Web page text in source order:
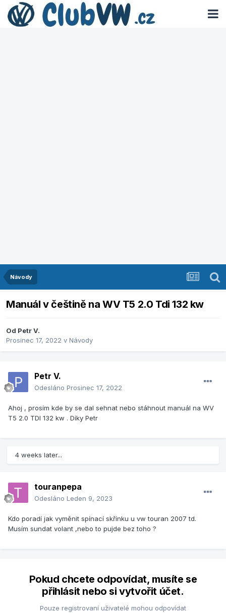
Návody
Manuál v češtině na WV T5 2.0 Tdi 132 kw
Od Petr V.
Prosinec 17, 2022 v Návody
Petr V.
Odesláno Prosinec 17, 2022
Ahoj , prosím kde by se dal sehnat nebo stáhnout manuál na WV
T5 2.0 TDI 132 kw . Díky Petr
4 weeks later...
touranpepa
Odesláno Leden 9, 2023
Kdo poradí jak vyměnit spínací skřínku u vw touran 2007 td.
Musím sundat volant ,nebo to pujde bez toho ?
Pokud chcete odpovídat, musíte se
přihlásit nebo si vytvořit účet.
Pouze registrovaní uživatelé mohou odpovídat